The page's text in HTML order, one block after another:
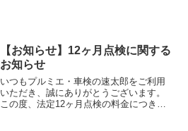
【お知らせ】12ヶ月点検に関する
お知らせ
いつもプルミエ・車検の速太郎をご利用
いただき、誠にありがとうございます。
この度、法定12ヶ月点検の料金につきま